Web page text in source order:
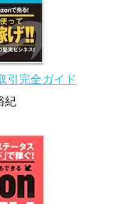
引完全ガイド
紀